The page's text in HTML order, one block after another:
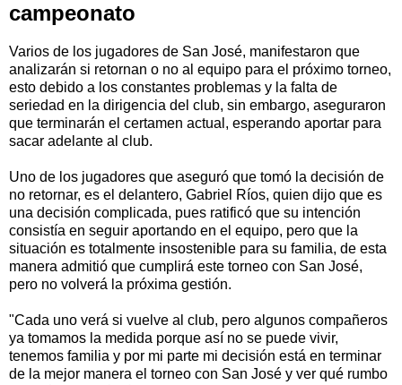
campeonato
Varios de los jugadores de San José, manifestaron que
analizarán si retornan o no al equipo para el próximo torneo,
esto debido a los constantes problemas y la falta de
seriedad en la dirigencia del club, sin embargo, aseguraron
que terminarán el certamen actual, esperando aportar para
sacar adelante al club.
Uno de los jugadores que aseguró que tomó la decisión de
no retornar, es el delantero, Gabriel Ríos, quien dijo que es
una decisión complicada, pues ratificó que su intención
consistía en seguir aportando en el equipo, pero que la
situación es totalmente insostenible para su familia, de esta
manera admitió que cumplirá este torneo con San José,
pero no volverá la próxima gestión.
"Cada uno verá si vuelve al club, pero algunos compañeros
ya tomamos la medida porque así no se puede vivir,
tenemos familia y por mi parte mi decisión está en terminar
de la mejor manera el torneo con San José y ver qué rumbo